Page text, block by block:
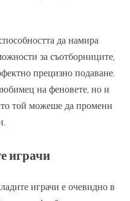
да намира
за съотборниците,
прецизно подаване.
на феновете, но и
той можеше да промени
играчи
играчи е очевидно в